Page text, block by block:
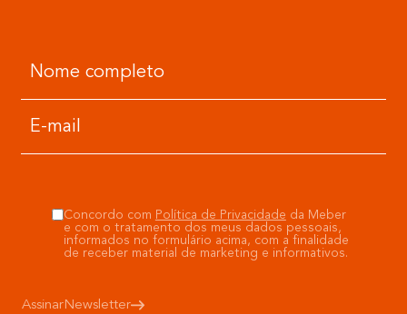
AssinarNewsletter
Concordo com Política de Privacidade da Meber
e com o tratamento dos meus dados pessoais,
informados no formulário acima, com a finalidade
de receber material de marketing e informativos.